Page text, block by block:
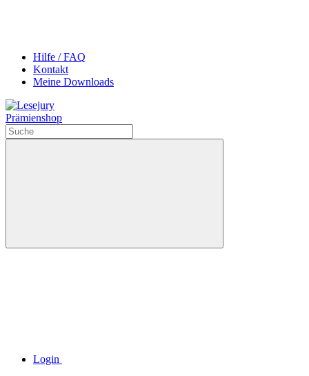
Hilfe / FAQ
Kontakt
Meine Downloads
Prämienshop
Login